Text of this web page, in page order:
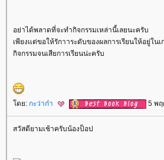
อย่าได้พลาดที่จะทำกิจกรรมเหล่านี้เลยนะครับ
เพียงแต่ขอให้รักาาระดับของผลการเรียนให้อยู่ใ
กิจกรรมจนเสียการเรียนน่ะครับ
ดย: กะว่าก๋า 5 พฤ
สวัสดียามเช้าครับน้องป็อป